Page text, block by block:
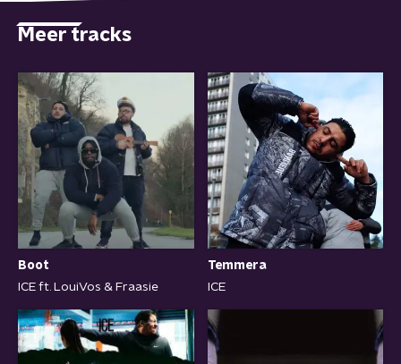
Meer tracks
Boot
ICE ft. LouiVos & Fraasie
Temmera
ICE